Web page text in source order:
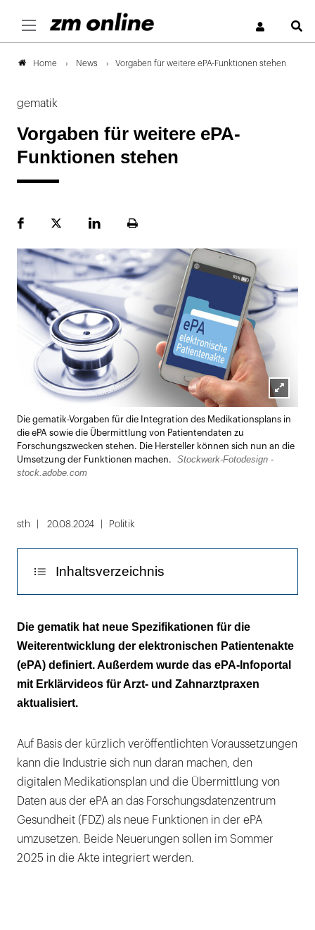
Home News Vorgaben für weitere ePA-Funktionen stehen
gematik
Vorgaben für weitere ePA-
Funktionen stehen
FacebookPlattformLinekdInSeite
Lightbox
öffnen
Die gematik-Vorgaben für die Integration des Medikationsplans in
die ePA sowie die Übermittlung von Patientendaten zu
Forschungszwecken stehen. Die Hersteller können sich nun an die
Umsetzung der Funktionen machen.
Stockwerk-Fotodesign -
stock.adobe.com
sth 20.08.2024 Politik
Inhaltsverzeichnis
Gefährliche Wechselwirkungen bei Arzneien
vermeiden
Infomaterialien zur ePA für Zahnarztpraxen
Die gematik hat neue Spezifikationen für die
Weiterentwicklung der elektronischen Patientenakte
(ePA) definiert. Außerdem wurde das ePA-Infoportal
mit Erklärvideos für Arzt- und Zahnarztpraxen
aktualisiert.
Auf Basis der kürzlich veröffentlichten Voraussetzungen
kann die Industrie sich nun daran machen, den
digitalen Medikationsplan und die Übermittlung von
Daten aus der ePA an das Forschungsdatenzentrum
Gesundheit (FDZ) als neue Funktionen in der ePA
umzusetzen. Beide Neuerungen sollen im Sommer
2025 in die Akte integriert werden.